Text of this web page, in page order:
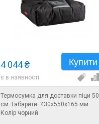
Купити
4 044 ₴
є в наявності
Термосумка для доставки піци 50
см. Габарити: 430х550х165 мм.
Колір чорний